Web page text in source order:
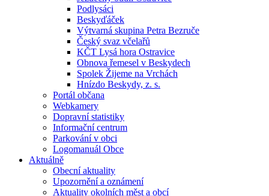
Podlysáci
Beskyďáček
Výtvarná skupina Petra Bezruče
Český svaz včelařů
KČT Lysá hora Ostravice
Obnova řemesel v Beskydech
Spolek Žijeme na Vrchách
Hnízdo Beskydy, z. s.
Portál občana
Webkamery
Dopravní statistiky
Informační centrum
Parkování v obci
Logomanuál Obce
Aktuálně
Obecní aktuality
Upozornění a oznámení
Aktuality okolních měst a obcí